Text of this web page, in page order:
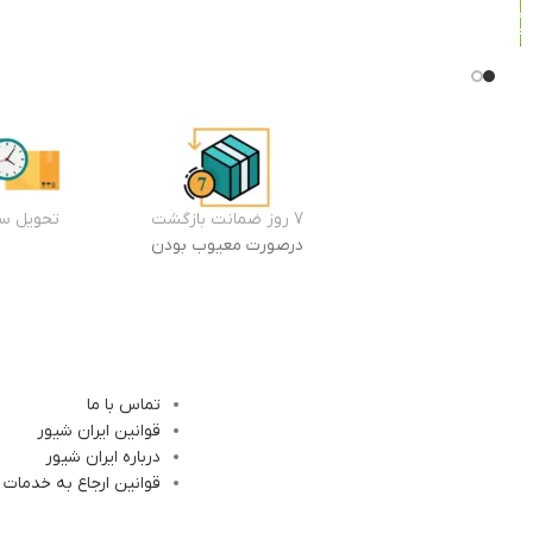
به سبد
خرید
7 روز ضمانت بازگشت
درصورت معیوب بودن
تحویل
تماس با ما
قوانین ایران شیور
درباره ایران شیور
قوانین ارجاع به